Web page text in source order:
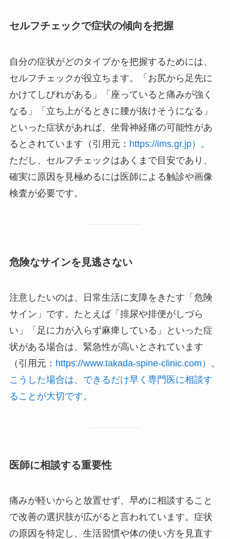
セルフチェックで症状の傾向を把握
自分の症状がどのタイプかを把握するためには、
セルフチェックが役立ちます。「お尻から足先に
かけてしびれがある」「座っていると痛みが強く
なる」「立ち上がるときに腰が抜けそうになる」
といった症状があれば、坐骨神経痛の可能性があ
るとされています（引用元： https://ims.gr.jp）。
ただし、セルフチェックはあくまで目安であり、
確実に原因を見極めるには医師による触診や画像
検査が必要です。
危険なサインを見逃さない
注意したいのは、日常生活に支障をきたす「危険
サイン」です。たとえば「排尿や排便がしづら
い」「足に力が入らず麻痺している」といった症
状がある場合は、緊急性が高いとされています
（引用元： https://www.takada-spine-clinic.com）。
こうした場合は、できるだけ早く専門医に相談す
ることが大切です。
医師に相談する重要性
痛みが軽いからと放置せず、早めに相談すること
で改善の選択肢が広がると言われています。症状
の原因を特定し、生活習慣や体の使い方を見直す